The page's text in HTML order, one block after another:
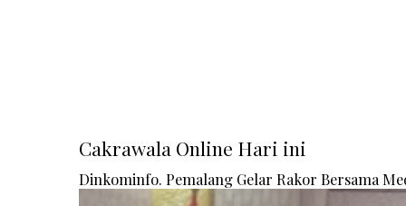
Cakrawala Online Hari ini
Dinkominfo. Pemalang Gelar Rakor Bersama